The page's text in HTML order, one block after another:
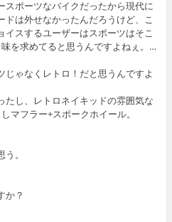
スポーツなバイクだったから現代に
は外せなかったんだろうけど、こ
スするユーザーはスポーツはそこ
を求めてると思うんですよねぇ。…
ゃなくレトロ！だと思うんですよ
たし、レトロネイキッドの雰囲気な
マフラー+スポークホイール。
。
か？